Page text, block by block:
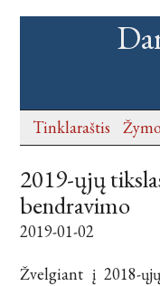
Tinklaraštis
2019-ųjų
bendravimo
2019-01-02
Žvelgiant į 2018-